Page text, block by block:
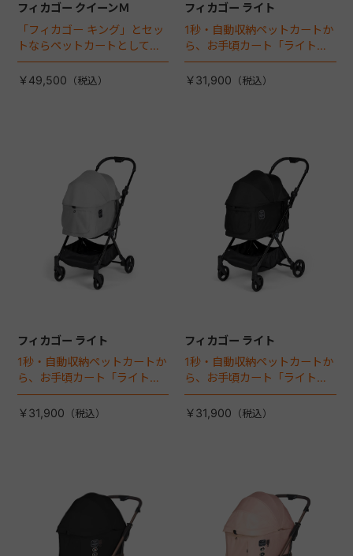
フィカゴー クイーンＭ
「フィカゴー キング」とセッ
トならペットカートとしても
使える、耐荷重50㎏の大型犬
向けケージが登場！
￥49,500
フィカゴー ライト
1秒・自動収納ペットカートか
ら、お手頃カート「ライト」
が登場！
￥31,900
フィカゴー ライト
1秒・自動収納ペットカートか
ら、お手頃カート「ライト」
が登場！
￥31,900
フィカゴー ライト
1秒・自動収納ペットカートか
ら、お手頃カート「ライト」
が登場！
￥31,900